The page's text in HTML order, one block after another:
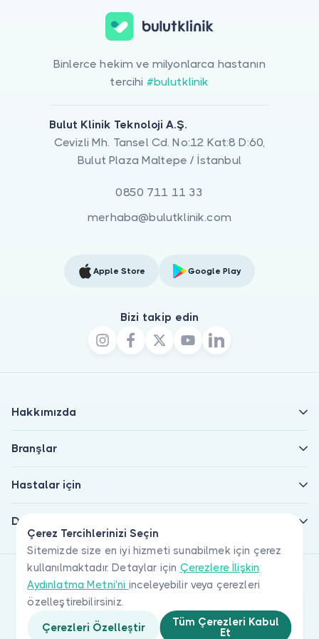
Çerez Tercihlerinizi Seçin
Sitemizde size en iyi hizmeti sunabilmek için çerez
kullanılmaktadır. Detaylar için Çerezlere İlişkin
Aydınlatma Metni'ni inceleyebilir veya çerezleri
özelleştirebilirsiniz.
Çerezleri Özelleştir
Tüm Çerezleri Kabul
Et
Binlerce hekim ve milyonlarca hastanın
tercihi #bulutklinik
Bulut Klinik Teknoloji A.Ş.
Cevizli Mh. Tansel Cd. No:12 Kat:8 D:60,
Bulut Plaza Maltepe / İstanbul
0850 711 11 33
merhaba@bulutklinik.com
Apple Store Google Play
Bizi takip edin
Hakkımızda
Branşlar
Hastalar için
Doktorlar için